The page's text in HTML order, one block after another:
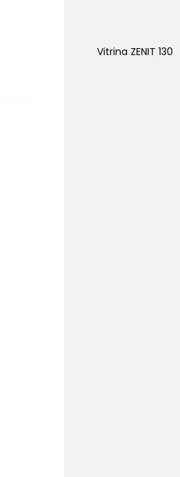
Vitrina ZENIT 130